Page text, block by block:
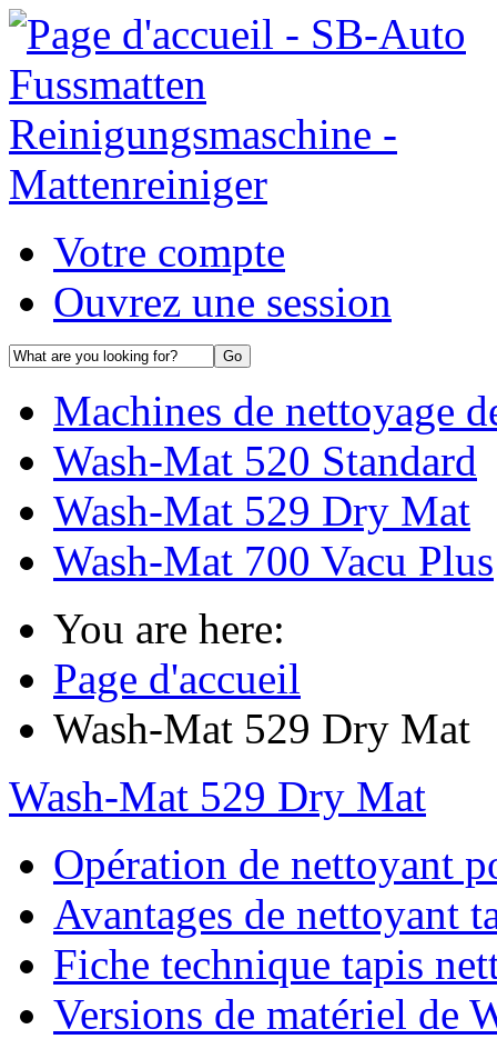
Votre compte
Ouvrez une session
Machines de nettoyage
Wash-Mat 520 Standard
Wash-Mat 529 Dry Mat
Wash-Mat 700 Vacu Plus
You are here:
Page d'accueil
Wash-Mat 529 Dry Mat
Wash-Mat 529 Dry Mat
Opération de nettoyant
Avantages de nettoyant
Fiche technique tapis
Versions de matériel de